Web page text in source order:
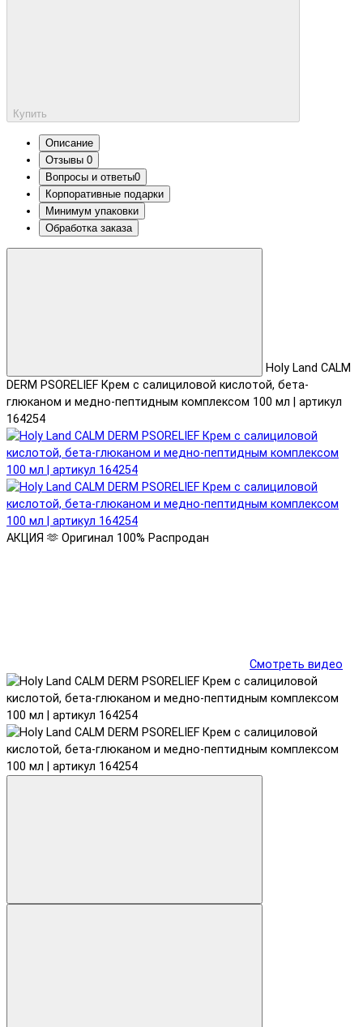
Купить
Описание
Отзывы 0
Вопросы и ответы0
Корпоративные подарки
Минимум упаковки
Обработка заказа
Holy Land CALM
DERM PSORELIEF Крем с салициловой кислотой, бета-
глюканом и медно-пептидным комплексом 100 мл | артикул
164254
АКЦИЯ 🫶 Оригинал 100% Распродан
Смотреть видео